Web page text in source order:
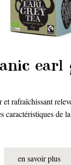
earl
et rafraîchissant
caractéristiques de
en savoir plus